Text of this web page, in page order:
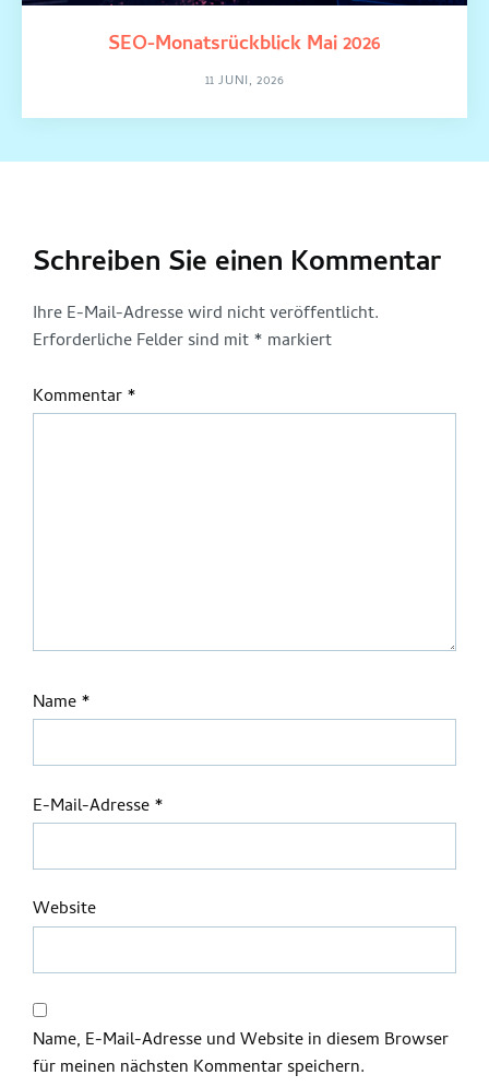
SEO-Monatsrückblick Mai 2026
11 JUNI, 2026
Schreiben Sie einen Kommentar
Ihre E-Mail-Adresse wird nicht veröffentlicht.
Erforderliche Felder sind mit* markiert
Kommentar*
Name*
E-Mail-Adresse*
Website
Name, E-Mail-Adresse und Website in diesem Browser
für meinen nächsten Kommentar speichern.